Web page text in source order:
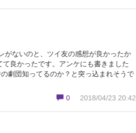
がないのと、ツイ友の感想が良かったか
良かったです。アンケにも書きました
劇団知ってるのか？と突っ込まれそうで
0
2018/04/23 20:42